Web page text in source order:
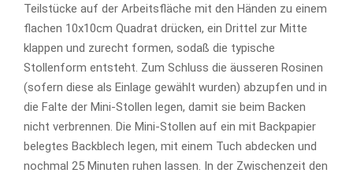
Teilstücke auf der Arbeitsfläche mit den Händen zu einem
flachen 10x10cm Quadrat drücken, ein Drittel zur Mitte
klappen und zurecht formen, sodaß die typische
Stollenform entsteht. Zum Schluss die äusseren Rosinen
(sofern diese als Einlage gewählt wurden) abzupfen und in
die Falte der Mini-Stollen legen, damit sie beim Backen
nicht verbrennen. Die Mini-Stollen auf ein mit Backpapier
belegtes Backblech legen, mit einem Tuch abdecken und
nochmal 25 Minuten ruhen lassen. In der Zwischenzeit den